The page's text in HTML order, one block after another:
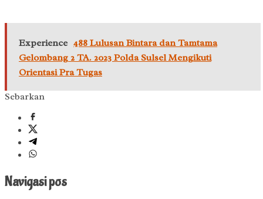
Experience 488 Lulusan Bintara dan Tamtama
Gelombang 2 TA. 2023 Polda Sulsel Mengikuti
Orientasi Pra Tugas
Sebarkan
Navigasi pos